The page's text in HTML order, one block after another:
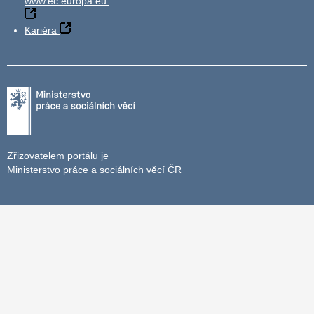
Kariéra
Zřizovatelem portálu je
Ministerstvo práce a sociálních věcí ČR